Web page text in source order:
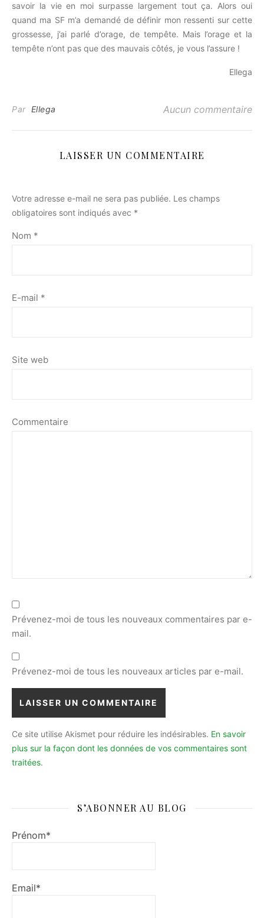
savoir la vie en moi surpasse largement tout ça. Alors oui
quand ma SF m’a demandé de définir mon ressenti sur cette
grossesse, j’ai parlé d’orage, de tempête. Mais l’orage et la
tempête n’ont pas que des mauvais côtés, je vous l’assure !
Ellega
Par Ellega Aucun commentaire
LAISSER UN COMMENTAIRE
Votre adresse e-mail ne sera pas publiée. Les champs
obligatoires sont indiqués avec *
Nom *
E-mail *
Site web
Commentaire
Prévenez-moi de tous les nouveaux commentaires par e-
mail.
Prévenez-moi de tous les nouveaux articles par e-mail.
Ce site utilise Akismet pour réduire les indésirables. En savoir
plus sur la façon dont les données de vos commentaires sont
traitées.
S’ABONNER AU BLOG
Prénom*
Email*